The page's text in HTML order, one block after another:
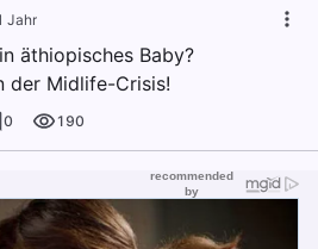
Jahr
äthiopisches Baby?
der Midlife-Crisis!
0 190